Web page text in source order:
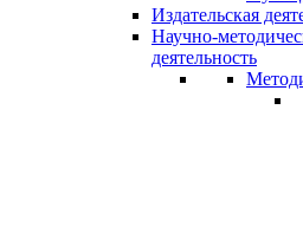
Издательская
Научно-
деятельность